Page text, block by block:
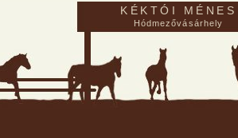
KÉKTÓI MÉNES
Hódmezővásárhely